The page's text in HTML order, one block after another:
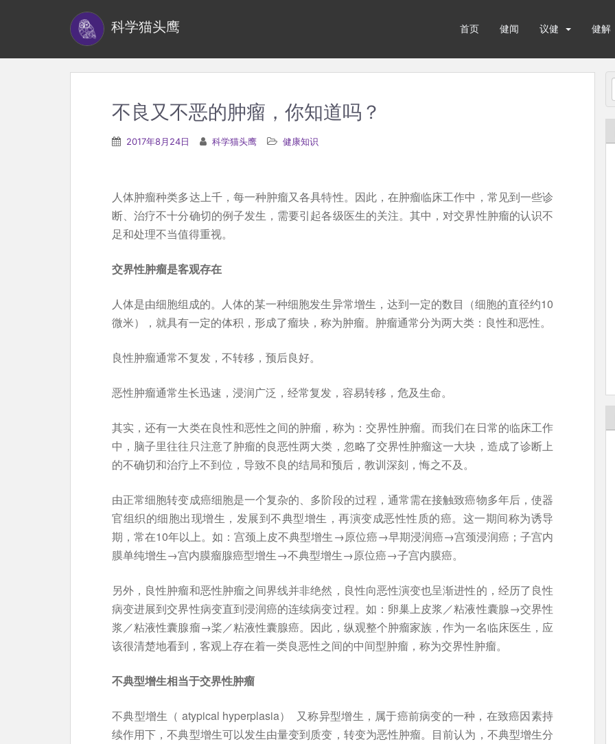
科学猫头鹰 首页 健闻 议健 健解
不良又不恶的肿瘤，你知道吗？
2017年8月24日 科学猫头鹰 健康知识
人体肿瘤种类多达上千，每一种肿瘤又各具特性。因此，在肿瘤临床工作中，常见到一些诊
断、治疗不十分确切的例子发生，需要引起各级医生的关注。其中，对交界性肿瘤的认识不
足和处理不当值得重视。
交界性肿瘤是客观存在
人体是由细胞组成的。人体的某一种细胞发生异常增生，达到一定的数目（细胞的直径约10
微米），就具有一定的体积，形成了瘤块，称为肿瘤。肿瘤通常分为两大类：良性和恶性。
良性肿瘤通常不复发，不转移，预后良好。
恶性肿瘤通常生长迅速，浸润广泛，经常复发，容易转移，危及生命。
其实，还有一大类在良性和恶性之间的肿瘤，称为：交界性肿瘤。而我们在日常的临床工作
中，脑子里往往只注意了肿瘤的良恶性两大类，忽略了交界性肿瘤这一大块，造成了诊断上
的不确切和治疗上不到位，导致不良的结局和预后，教训深刻，悔之不及。
由正常细胞转变成癌细胞是一个复杂的、多阶段的过程，通常需在接触致癌物多年后，使器
官组织的细胞出现增生，发展到不典型增生，再演变成恶性性质的癌。这一期间称为诱导
期，常在10年以上。如：宫颈上皮不典型增生→原位癌→早期浸润癌→宫颈浸润癌；子宫内
膜单纯增生→宫内膜瘤腺癌型增生→不典型增生→原位癌→子宫内膜癌。
另外，良性肿瘤和恶性肿瘤之间界线并非绝然，良性向恶性演变也呈渐进性的，经历了良性
病变进展到交界性病变直到浸润癌的连续病变过程。如：卵巢上皮浆／粘液性囊腺→交界性
浆／粘液性囊腺瘤→桨／粘液性囊腺癌。因此，纵观整个肿瘤家族，作为一名临床医生，应
该很清楚地看到，客观上存在着一类良恶性之间的中间型肿瘤，称为交界性肿瘤。
不典型增生相当于交界性肿瘤
不典型增生（ atypical hyperplasia） 又称异型增生，属于癌前病变的一种，在致癌因素持
续作用下，不典型增生可以发生由量变到质变，转变为恶性肿瘤。目前认为，不典型增生分